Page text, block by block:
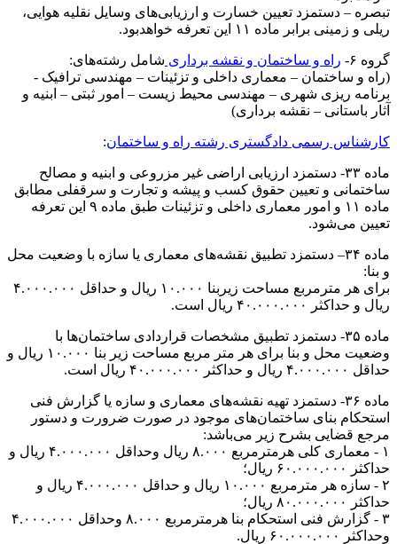
تبصره – دستمزد تعیین خسارت و ارزیابی‌های وسايل نقلیه هوايی،
ریلی و زمینی برابر ماده ۱۱ این تعرفه خواهدبود.
گروه ۶- راه و ساختمان و نقشه برداری شامل رشته‌های:
(راه و ساختمان – معماری داخلی و تزئینات – مهندسی ترافیک -
برنامه ریزی شهری – مهندسی محیط زیست – امور ثبتی – ابنیه و
آثار باستانی – نقشه برداری)
کارشناس رسمی دادگستری رشته راه و ساختمان:
ماده ۳۳- دستمزد ارزیابی اراضی غیر مزروعی و ابنیه و مصالح
ساختمانی و تعیین حقوق کسب و پیشه و تجارت و سرقفلی مطابق
ماده ۱۱ و امور معماری داخلی و تزئینات طبق ماده ۹ این تعرفه
تعیین می‌شود.
ماده ۳۴– دستمزد تطبیق نقشه‌های معماری یا سازه با وضعیت محل
و بنا:
برای هر مترمربع مساحت زیربنا ۱۰.۰۰۰ ریال و حداقل ۴.۰۰۰.۰۰۰
ریال و حداکثر ۴۰.۰۰۰.۰۰۰ ریال است.
ماده ۳۵- دستمزد تطبیق مشخصات قراردادی ساختمان‌ها با
وضعیت محل و بنا برای هر متر مربع مساحت زیر بنا ۱۰.۰۰۰ ریال و
حداقل ۴.۰۰۰.۰۰۰ ریال و حداکثر ۴۰.۰۰۰.۰۰۰ ریال است.
ماده ۳۶- دستمزد تهیه نقشه‌های معماری و سازه یا گزارش فنی
استحکام بنای ساختمان‌های موجود در صورت ضرورت و دستور
مرجع قضایی بشرح زیر می‌باشد:
۱ - معماری کلی هرمترمربع ۸.۰۰۰ ریال وحداقل ۴.۰۰۰.۰۰۰ ریال و
حداکثر ۶۰.۰۰۰.۰۰۰ ریال؛
۲ - سازه هر مترمربع ۱۰.۰۰۰ ریال و حداقل ۴.۰۰۰.۰۰۰ ریال و
حداکثر ۸۰.۰۰۰.۰۰۰ ریال؛
۳ - گزارش فنی استحکام بنا هرمترمربع ۸.۰۰۰ وحداقل ۴.۰۰۰.۰۰۰
وحداکثر ۶۰.۰۰۰.۰۰۰ ریال.